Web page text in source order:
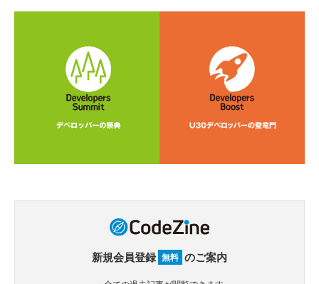
新規会員登録 無料 のご案内